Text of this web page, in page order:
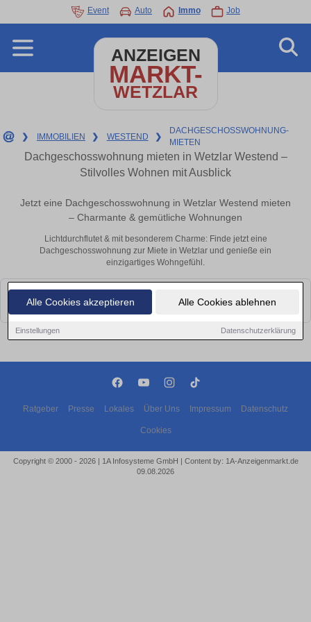
Alle Cookies akzeptieren Alle Cookies ablehnen
Einstellungen Datenschutzerklärung
Event Auto Immo Job
ANZEIGEN
MARKT-
WETZLAR
❯ IMMOBILIEN ❯ WESTEND ❯
DACHGESCHOSSWOHNUNG-
MIETEN
Dachgeschosswohnung mieten in Wetzlar Westend –
Stilvolles Wohnen mit Ausblick
Jetzt eine Dachgeschosswohnung in Wetzlar Westend mieten
– Charmante & gemütliche Wohnungen
Lichtdurchflutet & mit besonderem Charme: Finde jetzt eine
Dachgeschosswohnung zur Miete in Wetzlar und genieße ein
einzigartiges Wohngefühl.
Leider konnten wir derzeit keine passenden Objekte finden. Schauen Sie
bald wieder vorbei!
Ratgeber Presse Lokales Über Uns Impressum Datenschutz
Cookies
Copyright © 2000 - 2026 | 1A Infosysteme GmbH | Content by: 1A-Anzeigenmarkt.de
09.08.2026